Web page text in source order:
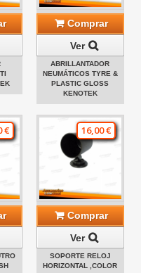
Comprar
Ver
ABRILLANTADOR
NEUMÁTICOS TYRE &
PLASTIC GLOSS
KENOTEK
€ 16,00 €
Comprar
Ver
SOPORTE RELOJ
HORIZONTAL ,COLOR